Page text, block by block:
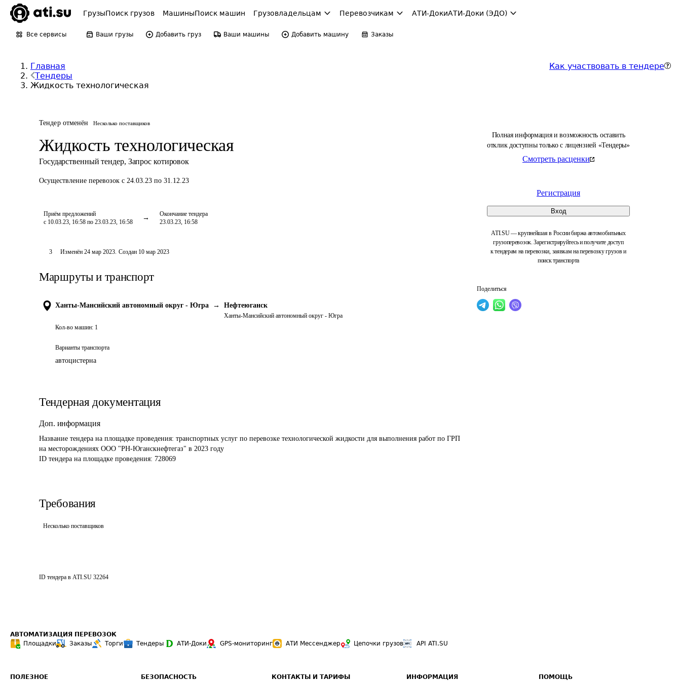
ГрузыПоиск грузов МашиныПоиск машин Грузовладельцам Перевозчикам АТИ-ДокиАТИ-Доки (ЭДО)
Все сервисы Ваши грузы Добавить груз Ваши машины Добавить машину Заказы
Главная
Тендеры
Жидкость технологическая
Как участвовать в тендере
Тендер отменён Несколько поставщиков
Жидкость технологическая
Государственный тендер, Запрос котировок
Осуществление перевозок с 24.03.23 по 31.12.23
Приём предложений
с 10.03.23, 16:58 по 23.03.23, 16:58
Окончание тендера
23.03.23, 16:58
Полная информация и возможность оставить
отклик доступны только с лицензией «Тендеры»
Смотреть расценки
Регистрация
Вход
ATI.SU — крупнейшая в России биржа автомобильных
грузоперевозок. Зарегистрируйтесь и получите доступ
к тендерам на перевозки, заявкам на перевозку грузов и
поиск транспорта
Поделиться
3 Изменён 24 мар 2023. Создан 10 мар 2023
Маршруты и транспорт
Ханты-Мансийский автономный округ - Югра → Нефтеюганск
Ханты-Мансийский автономный округ - Югра
Кол-во машин: 1
Варианты транспорта
автоцистерна
Тендерная документация
Доп. информация
Название тендера на площадке проведения: транспортных услуг по перевозке технологической жидкости для выполнения работ по ГРП
на месторождениях ООО "РН-Юганскнефтегаз" в 2023 году
ID тендера на площадке проведения: 728069
Требования
Несколько поставщиков
ID тендера в ATI.SU 32264
АВТОМАТИЗАЦИЯ ПЕРЕВОЗОК
Площадки
Заказы Торги Тендеры АТИ-Доки GPS-мониторинг АТИ Мессенджер Цепочки грузов API ATI.SU
ПОЛЕЗНОЕ БЕЗОПАСНОСТЬ КОНТАКТЫ И ТАРИФЫ ИНФОРМАЦИЯ ПОМОЩЬ